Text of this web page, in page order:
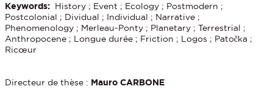
Keywords: History ; Event ; Ecology ; Postmodern ;
Postcolonial ; Dividual ; Individual ; Narrative ;
Phenomenology ; Merleau-Ponty ; Planetary ; Terrestrial ;
Anthropocene ; Longue durée ; Friction ; Logos ; Patočka ;
Ricœur
Directeur de thèse : Mauro CARBONE